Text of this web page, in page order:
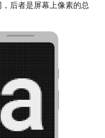
后者是屏幕上像素的总